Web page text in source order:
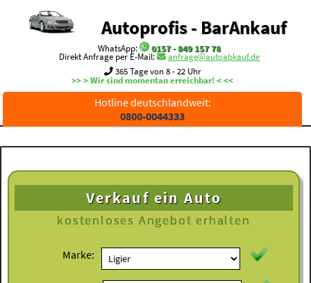
Autoprofis - BarAnkauf
WhatsApp:
0157 - 849 157 78
Direkt Anfrage per E-Mail:
anfrage@autoabkauf.de
365 Tage von 8 - 22 Uhr
>> > Wir sind momentan erreichbar! < <<
Hotline deutschlandweit:
0800-0044333
Verkauf ein Auto
kostenloses Angebot erhalten
Marke: